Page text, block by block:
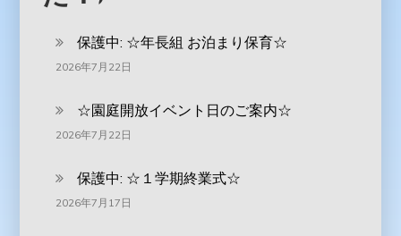
保護中: ‪☆年長組 お泊まり保育☆
2026年7月22日
☆園庭開放イベント日のご案内☆
2026年7月22日
保護中: ☆１学期終業式☆
2026年7月17日